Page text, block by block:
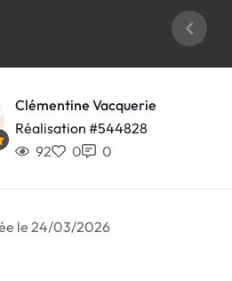
Clémentine Vacquerie
Réalisation #544828
92
0 0
le 24/03/2026